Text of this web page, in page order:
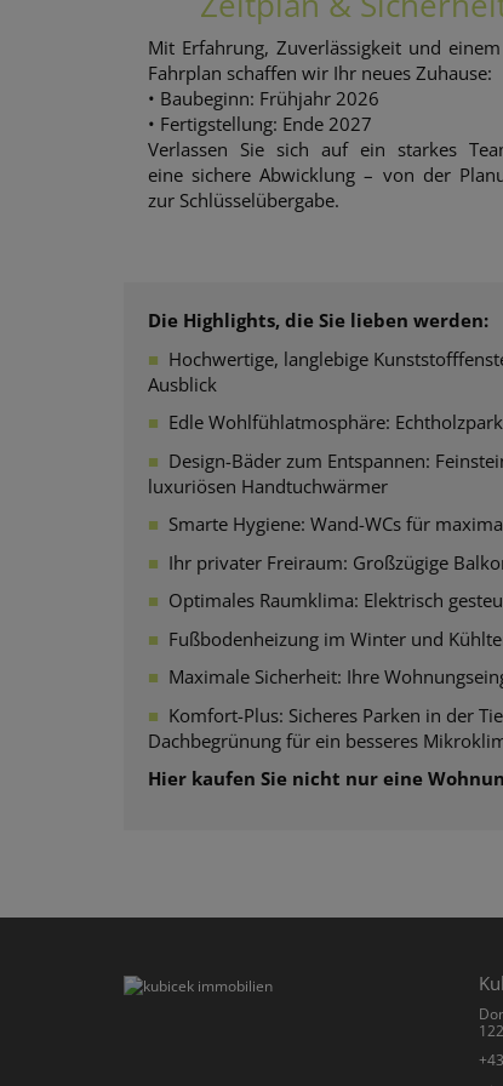
Mit Erfahrung, Zuverlässigkeit und
Fahrplan schaffen wir Ihr neues Zuhause:
• Baubeginn: Frühjahr 2026
• Fertigstellung: Ende 2027
Verlassen Sie sich auf ein starkes
eine sichere Abwicklung – von der
zur Schlüsselübergabe.
Die Highlights, die Sie lieben werden:
■ Hochwertige, langlebige
Ausblick
■ Edle Wohlfühlatmosphäre:
■ Design-Bäder zum Entspannen:
luxuriösen Handtuchwärmer
■ Smarte Hygiene: Wand-WCs für
■ Ihr privater Freiraum: Großzügige
■ Optimales Raumklima: Elektrisch
■ Fußbodenheizung im Winter und
■ Maximale Sicherheit: Ihre
■ Komfort-Plus: Sicheres Parken in der
Dachbegrünung für ein besseres
Hier kaufen Sie nicht nur eine